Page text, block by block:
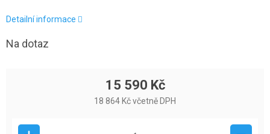
Detailní informace
Na dotaz
15 590 Kč
18 864 Kč včetně DPH